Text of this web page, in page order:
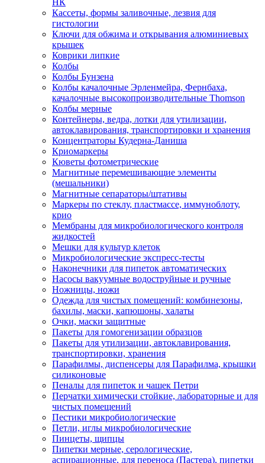
Кассеты, формы заливочные, лезвия для
гистологии
Ключи для обжима и открывания алюминиевых
крышек
Коврики липкие
Колбы
Колбы Бунзена
Колбы качалочные Эрленмейра, Фернбаха,
качалочные высокопроизводительные Thomson
Колбы мерные
Контейнеры, ведра, лотки для утилизации,
автоклавирования, транспортировки и хранения
Концентраторы Кудерна-Даниша
Криомаркеры
Кюветы фотометрические
Магнитные перемешивающие элементы
(мешальники)
Магнитные сепараторы/штативы
Маркеры по стеклу, пластмассе, иммуноблоту,
крио
Мембраны для микробиологического контроля
жидкостей
Мешки для культур клеток
Микробиологические экспресс-тесты
Наконечники для пипеток автоматических
Насосы вакуумные водоструйные и ручные
Ножницы, ножи
Одежда для чистых помещений: комбинезоны,
бахилы, маски, капюшоны, халаты
Очки, маски защитные
Пакеты для гомогенизации образцов
Пакеты для утилизации, автоклавирования,
транспортировки, хранения
Парафилмы, диспенсеры для Парафилма, крышки
силиконовые
Пеналы для пипеток и чашек Петри
Перчатки химически стойкие, лабораторные и для
чистых помещений
Пестики микробиологические
Петли, иглы микробиологические
Пинцеты, щипцы
Пипетки мерные, серологические,
аспирационные, для переноса (Пастера), пипетки